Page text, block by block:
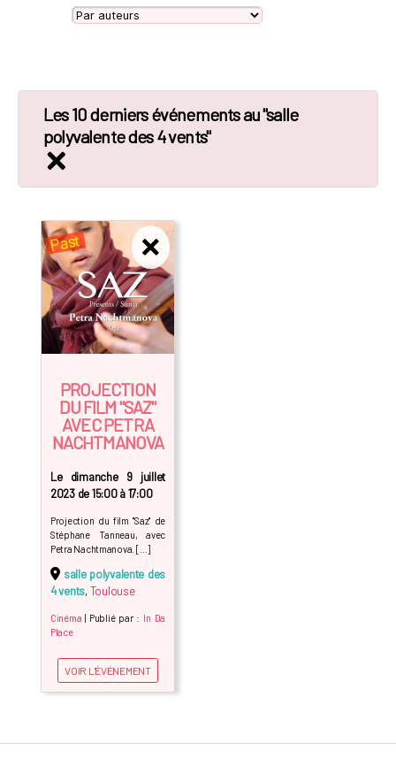
Les 10 derniers événements au "salle
polyvalente des 4 vents"
PROJECTION
DU FILM "SAZ"
AVEC PETRA
NACHTMANOVA
Le dimanche 9 juillet
2023 de 15:00 à 17:00
Projection du film "Saz" de
Stéphane Tanneau, avec
Petra Nachtmanova. […]
salle polyvalente des
4 vents,Toulouse
Cinéma | Publié par : In Da
Place
VOIR L'ÉVÉNEMENT
Past